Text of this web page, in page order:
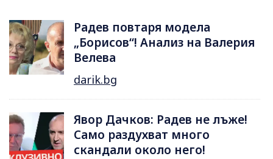
Радев повтаря модела
„Борисов“! Анализ на Валерия
Велева
darik.bg
Явор Дачков: Радев не лъже!
Само раздухват много
скандали около него!